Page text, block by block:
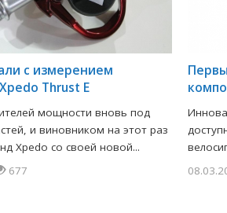
с измерением
Thrust E
мощности вновь под
и виновником на этот раз
Xpedo со своей новой...
677